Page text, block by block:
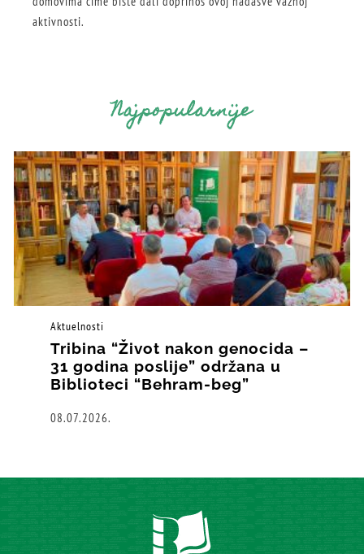
aktivnosti.
Najpopularnije
Aktuelnosti
Tribina “Život nakon genocida –
31 godina poslije” održana u
Biblioteci “Behram-beg”
08.07.2026.